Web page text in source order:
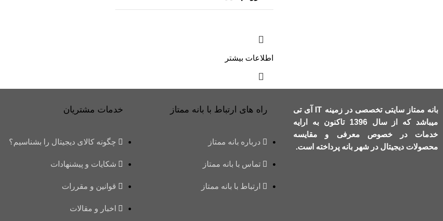
اطلاعات بیشتر
بانه ممتاز سایتی تخصصی در زمینه IT آی تی
میباشد که از سال 1396 تاکنون به ارایه
خدمات در خصوص معرفی و مقایسه
محصولات دیجیتال در شهر بانه پرداخته است.
راه های ارتباط با بانه ممتاز
درباره بانه ممتاز
تماس با بانه ممتاز
ارتباط با بانه ممتاز
خدمات مشتریان
چگونه کالای دیجیتال را بشناسیم؟
شکایات و پیشنهادات
قوانین و مقررات
اخبار و مقالات